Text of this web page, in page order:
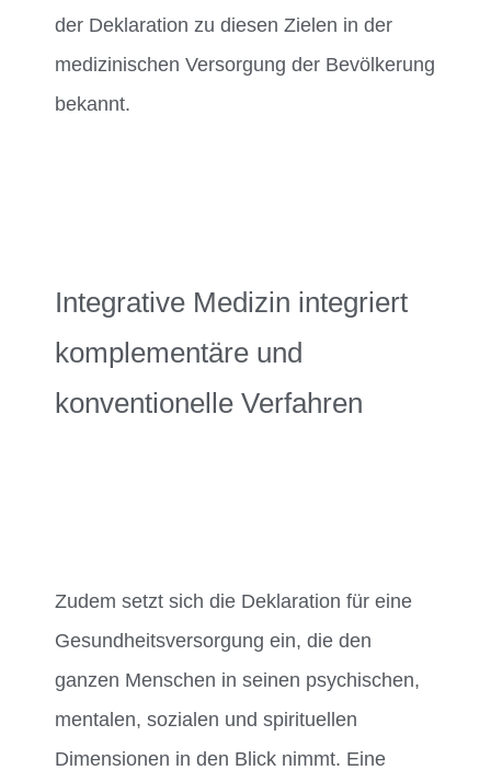
der Deklaration zu diesen Zielen in der
medizinischen Versorgung der Bevölkerung
bekannt.
Integrative Medizin integriert
komplementäre und
konventionelle Verfahren
Zudem setzt sich die Deklaration für eine
Gesundheitsversorgung ein, die den
ganzen Menschen in seinen psychischen,
mentalen, sozialen und spirituellen
Dimensionen in den Blick nimmt. Eine